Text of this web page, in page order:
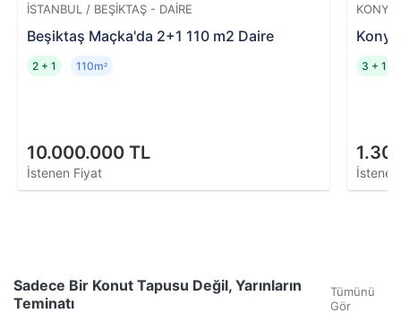
İSTANBUL / BEŞIKTAŞ - DAIRE
Beşiktaş Maçka'da 2+1 110 m2 Daire
10.000.000 TL
İstenen Fiyat
2 + 1 110m² 3 + 1
Sadece Bir Konut Tapusu Değil, Yarınların
Teminatı
Tümünü
Gör